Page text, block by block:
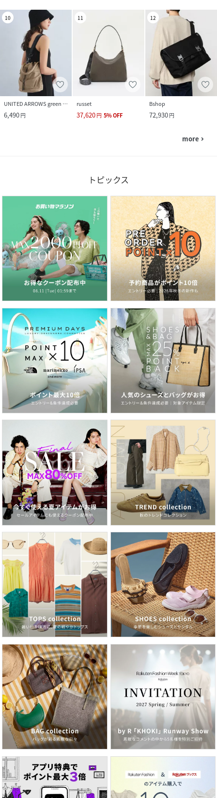
10
UNITED ARROWS green label relaxing
6,490円
11
russet
37,620円 5%OFF
12
Bshop
72,930円
more navigate_next
トピックス